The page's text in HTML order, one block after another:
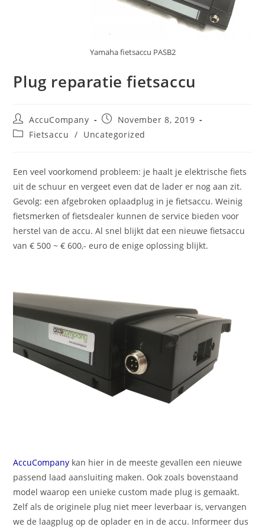
Yamaha fietsaccu PASB2
Plug reparatie fietsaccu
Post
author:
AccuCompany
Post
published:
November 8, 2019
PostFietsaccu / Uncategorized
Een veel voorkomend probleem: je haalt je elektrische fiets
uit de schuur en vergeet even dat de lader er nog aan zit.
Gevolg: een afgebroken oplaadplug in je fietsaccu. Weinig
fietsmerken of fietsdealer kunnen de service bieden voor
herstel van de accu. Al snel blijkt dat een nieuwe fietsaccu
van € 500 ~ € 600,- euro de enige oplossing blijkt.
AccuCompany kan hier in de meeste gevallen een nieuwe
passend laad aansluiting maken. Ook zoals bovenstaand
model waarop een unieke custom made plug is gemaakt.
Zelf als de originele plug niet meer leverbaar is, vervangen
we de laagplug op de oplader en in de accu. Informeer dus